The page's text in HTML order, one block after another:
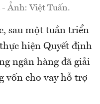
- Ảnh: Việt Tuấn.
sau một tuần triển
hiện Quyết định
ngân hàng đã giải
vốn cho vay hỗ trợ